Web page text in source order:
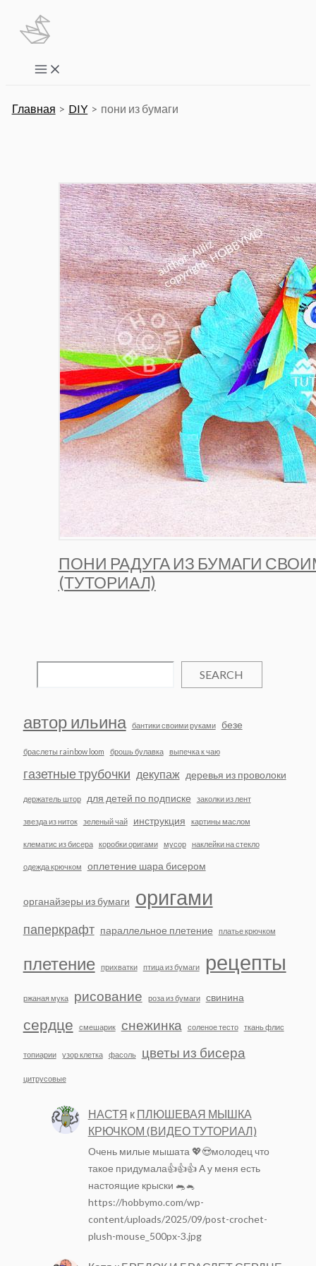
Перейти
содержимому
Main
Menu
Главная DIY пони из бумаги
ПОНИ РАДУГА ИЗ БУМАГИ
(ТУТОРИАЛ)
SEARCH
автор ильина бантики своими руками безе
браслеты rainbow loom брошь булавка выпечка к чаю
газетные трубочки декупаж деревья из проволоки
держатель штор для детей по подписке заколки из лент
звезда из ниток зеленый чай инструкция картины маслом
клематис из бисера коробки оригами мусор наклейки на стекло
одежда крючком оплетение шара бисером
органайзеры из бумаги оригами
паперкрафт параллельное плетение платье крючком
плетение прихватки птица из бумаги рецепты
ржаная мука рисование роза из бумаги свинина
сердце смешарик снежинка соленое тесто ткань флис
топиарии узор клетка фасоль цветы из бисера
цитрусовые
НАСТЯ к ПЛЮШЕВАЯ МЫШКА
КРЮЧКОМ (ВИДЕО ТУТОРИАЛ)
Очень милые мышата 💖😍молодец что
такое придумала👍👍👍 А у меня есть
настоящие крыски 🐀🐁
https://hobbymo.com/wp-
content/uploads/2025/09/post-crochet-
plush-mouse_500px-3.jpg